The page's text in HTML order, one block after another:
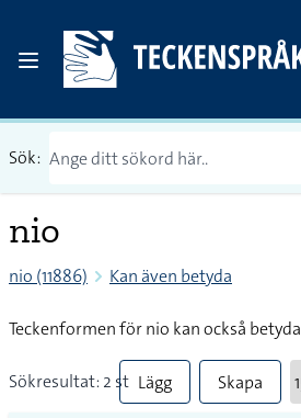
Sök:
nio
nio (11886) Kan även betyda
Teckenformen för nio kan också betyda
Sökresultat: 2 st Lägg
Skapa